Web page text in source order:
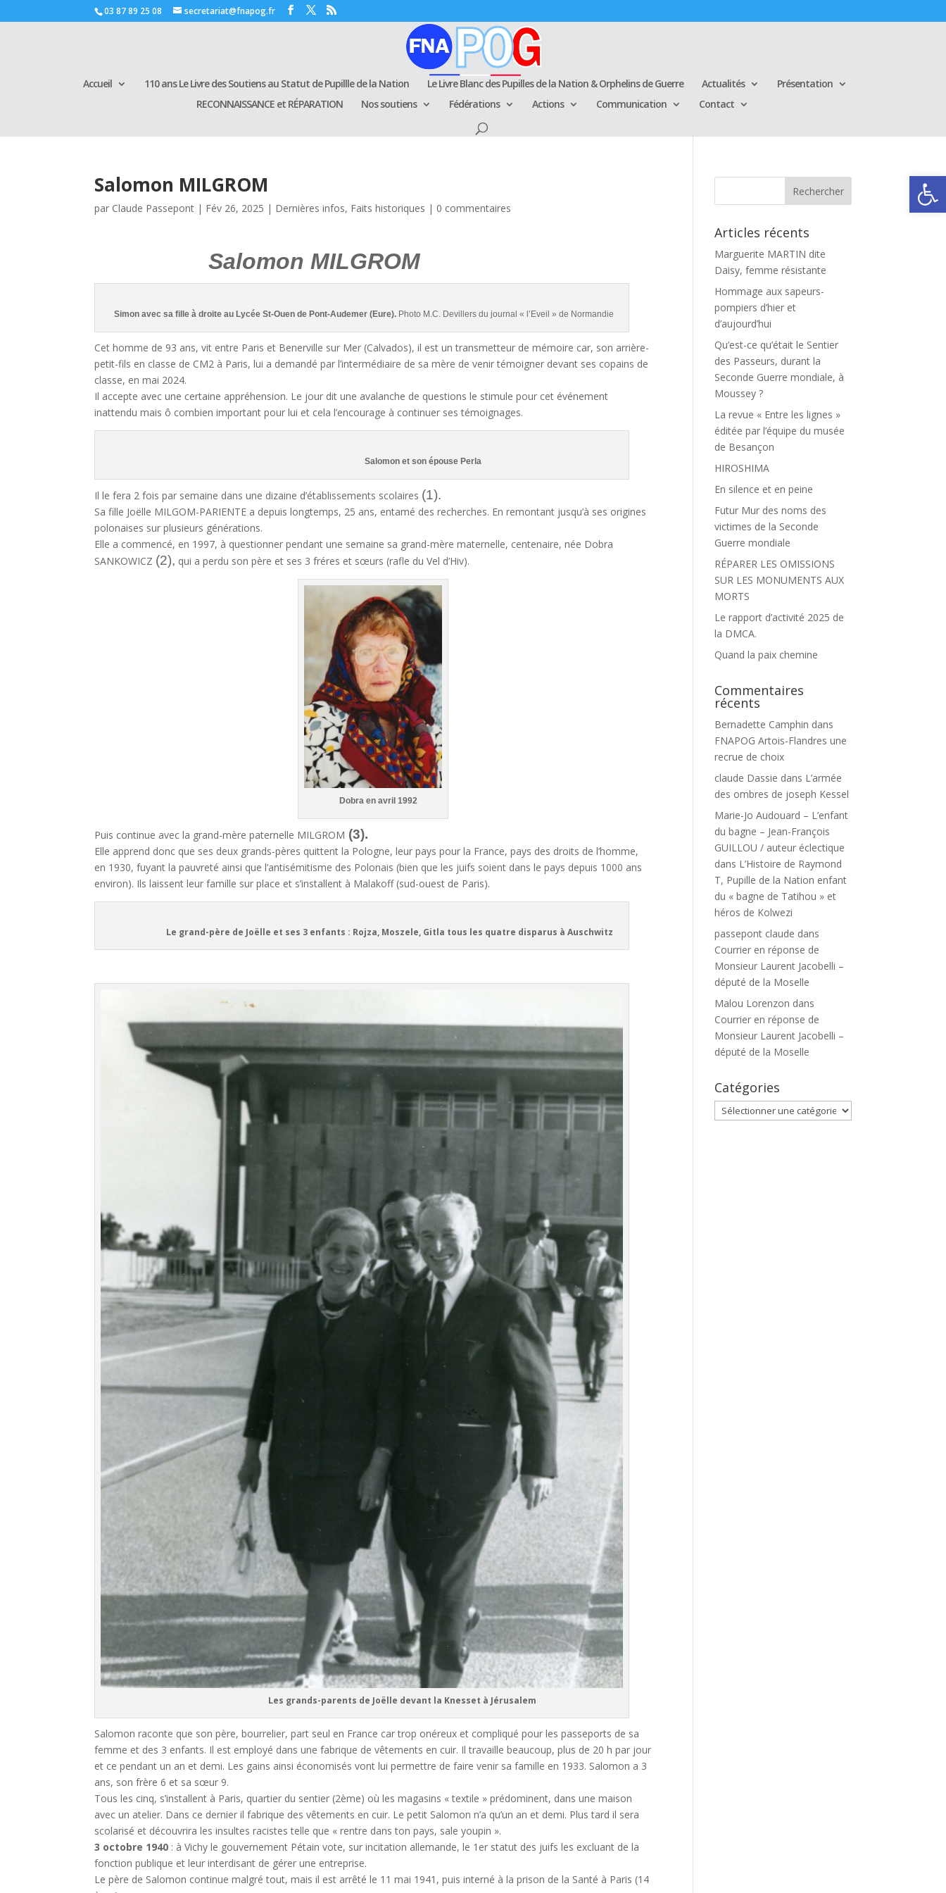
Ouvrir
03 87 89 25 08 secretariat@fnapog.fr
Accueil 110 ans Le Livre des Soutiens au Statut de Pupillle de la Nation Le Livre Blanc des Pupilles de la Nation & Orphelins de Guerre Actualités
Présentation
RECONNAISSANCE et RÉPARATION
Nos soutiens Fédérations Actions Communication Contact
Salomon MILGROM
par Claude Passepont | Fév 26, 2025 | Dernières infos, Faits historiques | 0 commentaires
Salomon MILGROM
Simon avec sa fille à droite au Lycée St-Ouen de Pont-Audemer (Eure). Photo M.C. Devillers du journal « l’Eveil » de Normandie
Cet homme de 93 ans, vit entre Paris et Benerville sur Mer (Calvados), il est un transmetteur de mémoire car, son arrière-
petit-fils en classe de CM2 à Paris, lui a demandé par l’intermédiaire de sa mère de venir témoigner devant ses copains de
classe, en mai 2024.
Il accepte avec une certaine appréhension. Le jour dit une avalanche de questions le stimule pour cet événement
inattendu mais ô combien important pour lui et cela l’encourage à continuer ses témoignages.
Salomon et son épouse Perla
Il le fera 2 fois par semaine dans une dizaine d’établissements scolaires (1).
Sa fille Joëlle MILGOM-PARIENTE a depuis longtemps, 25 ans, entamé des recherches. En remontant jusqu’à ses origines
polonaises sur plusieurs générations.
Elle a commencé, en 1997, à questionner pendant une semaine sa grand-mère maternelle, centenaire, née Dobra
SANKOWICZ (2), qui a perdu son père et ses 3 fréres et sœurs (rafle du Vel d’Hiv).
Dobra en avril 1992
Puis continue avec la grand-mère paternelle MILGROM (3).
Elle apprend donc que ses deux grands-pères quittent la Pologne, leur pays pour la France, pays des droits de l’homme,
en 1930, fuyant la pauvreté ainsi que l’antisémitisme des Polonais (bien que les juifs soient dans le pays depuis 1000 ans
environ). Ils laissent leur famille sur place et s’installent à Malakoff (sud-ouest de Paris).
Le grand-père de Joëlle et ses 3 enfants : Rojza, Moszele, Gitla tous les quatre disparus à Auschwitz
Les grands-parents de Joëlle devant la Knesset à Jérusalem
Salomon raconte que son père, bourrelier, part seul en France car trop onéreux et compliqué pour les passeports de sa
femme et des 3 enfants. Il est employé dans une fabrique de vêtements en cuir. Il travaille beaucoup, plus de 20 h par jour
et ce pendant un an et demi. Les gains ainsi économisés vont lui permettre de faire venir sa famille en 1933. Salomon a 3
ans, son frère 6 et sa sœur 9.
Tous les cinq, s’installent à Paris, quartier du sentier (2ème) où les magasins « textile » prédominent, dans une maison
avec un atelier. Dans ce dernier il fabrique des vêtements en cuir. Le petit Salomon n’a qu’un an et demi. Plus tard il sera
scolarisé et découvrira les insultes racistes telle que « rentre dans ton pays, sale youpin ».
3 octobre 1940 : à Vichy le gouvernement Pétain vote, sur incitation allemande, le 1er statut des juifs les excluant de la
fonction publique et leur interdisant de gérer une entreprise.
Le père de Salomon continue malgré tout, mais il est arrêté le 11 mai 1941, puis interné à la prison de la Santé à Paris (14
Articles récents
Marguerite MARTIN dite
Daisy, femme résistante
Hommage aux sapeurs-
pompiers d’hier et
d’aujourd’hui
Qu’est-ce qu’était le Sentier
des Passeurs, durant la
Seconde Guerre mondiale, à
Moussey ?
La revue « Entre les lignes »
éditée par l’équipe du musée
de Besançon
HIROSHIMA
En silence et en peine
Futur Mur des noms des
victimes de la Seconde
Guerre mondiale
RÉPARER LES OMISSIONS
SUR LES MONUMENTS AUX
MORTS
Le rapport d’activité 2025 de
la DMCA.
Quand la paix chemine
Commentaires
récents
Bernadette Camphin dans
FNAPOG Artois-Flandres une
recrue de choix
claude Dassie dans L’armée
des ombres de joseph Kessel
Marie-Jo Audouard – L’enfant
du bagne – Jean-François
GUILLOU / auteur éclectique
dans L’Histoire de Raymond
T, Pupille de la Nation enfant
du « bagne de Tatihou » et
héros de Kolwezi
passepont claude dans
Courrier en réponse de
Monsieur Laurent Jacobelli –
député de la Moselle
Malou Lorenzon dans
Courrier en réponse de
Monsieur Laurent Jacobelli –
député de la Moselle
Catégories
Catégories